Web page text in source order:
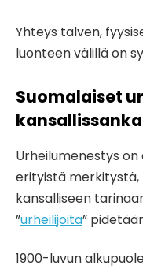
Yhteys talven,
luonteen välillä on
Suomalaiset
Urheilumenestys
erityistä merkitystä,
kansalliseen
”urheilijoita”
1900-luvun